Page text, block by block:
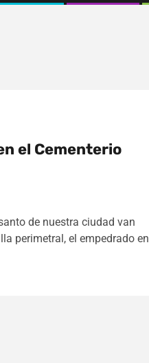
el Cementerio
de nuestra ciudad van
perimetral, el empedrado en